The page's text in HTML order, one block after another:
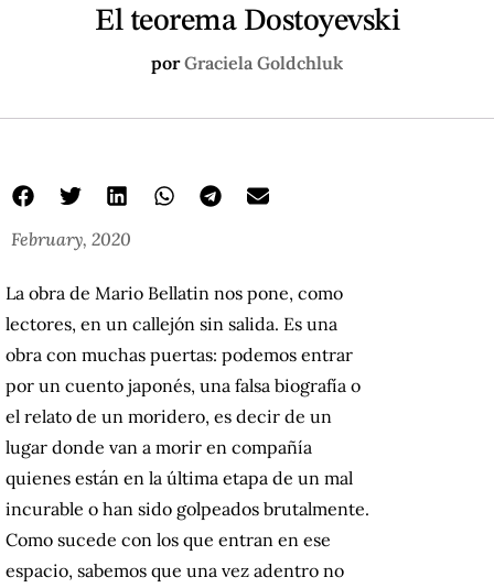
El teorema Dostoyevski
porGraciela Goldchluk
February, 2020
La obra de Mario Bellatin nos pone, como
lectores, en un callejón sin salida. Es una
obra con muchas puertas: podemos entrar
por un cuento japonés, una falsa biografía o
el relato de un moridero, es decir de un
lugar donde van a morir en compañía
quienes están en la última etapa de un mal
incurable o han sido golpeados brutalmente.
Como sucede con los que entran en ese
espacio, sabemos que una vez adentro no